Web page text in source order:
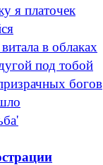
я платочек
в облаках
под тобой
богов